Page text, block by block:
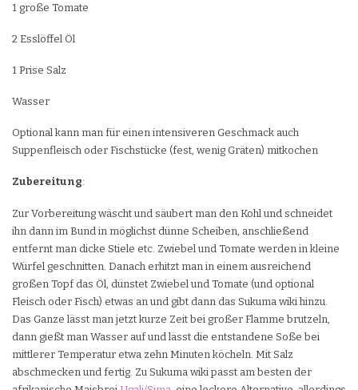
1 große Tomate
2 Esslöffel Öl
1 Prise Salz
Wasser
Optional kann man für einen intensiveren Geschmack auch
Suppenfleisch oder Fischstücke (fest, wenig Gräten) mitkochen
Zubereitung:
Zur Vorbereitung wäscht und säubert man den Kohl und schneidet
ihn dann im Bund in möglichst dünne Scheiben, anschließend
entfernt man dicke Stiele etc. Zwiebel und Tomate werden in kleine
Würfel geschnitten. Danach erhitzt man in einem ausreichend
großen Topf das Öl, dünstet Zwiebel und Tomate (und optional
Fleisch oder Fisch) etwas an und gibt dann das Sukuma wiki hinzu.
Das Ganze lässt man jetzt kurze Zeit bei großer Flamme brutzeln,
dann gießt man Wasser auf und lässt die entstandene Soße bei
mittlerer Temperatur etwa zehn Minuten köcheln. Mit Salz
abschmecken und fertig. Zu Sukuma wiki passt am besten der